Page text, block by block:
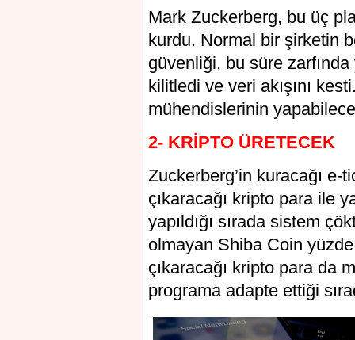
Mark Zuckerberg, bu üç
kurdu. Normal bir şirketin
güvenliği, bu süre
kilitledi ve veri akışını
mühendislerinin
2- KRİPTO ÜRETECEK
Zuckerberg’in kuracağı e-
çıkaracağı kripto para ile
yapıldığı sırada sistem
olmayan Shiba Coin
çıkaracağı kripto para da
programa adapte ettiği